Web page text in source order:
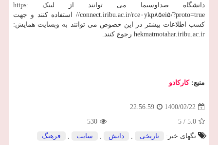
دانشگاه صداوسیما می توانند از لینک https:
//connect.iribu.ac.ir/rce۰ykp۸۵ei۵/?proto=true استفاده کنند و جهت
کسب اطلاعات بیشتر در این خصوص می توانند به وبسایت همایش:
hekmatmotahar.iribu.ac.ir رجوع کنند.
منبع:كاركادو
1400/02/22
22:56:59
5.0
/
5
530
تگهای خبر:
تاریخی , دانش , سایت , فرهنگ